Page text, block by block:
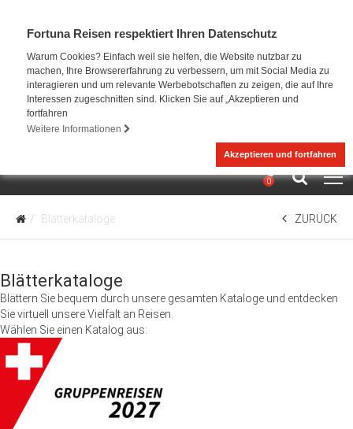
Fortuna Reisen respektiert Ihren Datenschutz
Warum Cookies? Einfach weil sie helfen, die Website nutzbar zu
machen, Ihre Browsererfahrung zu verbessern, um mit Social Media zu
interagieren und um relevante Werbebotschaften zu zeigen, die auf Ihre
Interessen zugeschnitten sind. Klicken Sie auf „Akzeptieren und
fortfahren
Weitere Informationen
Akzeptieren und fortfahren
0
Blätterkataloge ZURÜCK
Blätterkataloge
Blättern Sie bequem durch unsere gesamten Kataloge und entdecken
Sie virtuell unsere Vielfalt an Reisen.
Wählen Sie einen Katalog aus: